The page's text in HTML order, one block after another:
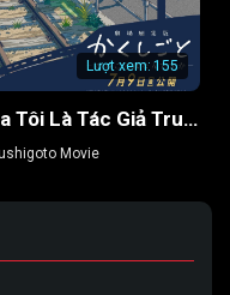
Tập 156
Tập 159
Lượt xem: 155
Cha Tôi Là Tác Giả Truyện Tranh Thô Tục
Movie